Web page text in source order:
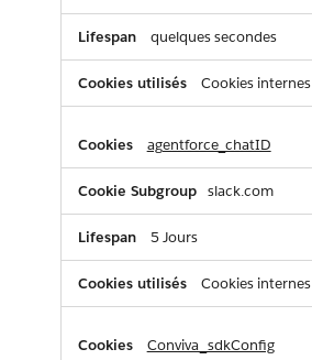
quelques secondes
Cookies internes
agentforce_chatID
slack.com
5 Jours
Cookies internes
Conviva_sdkConfig